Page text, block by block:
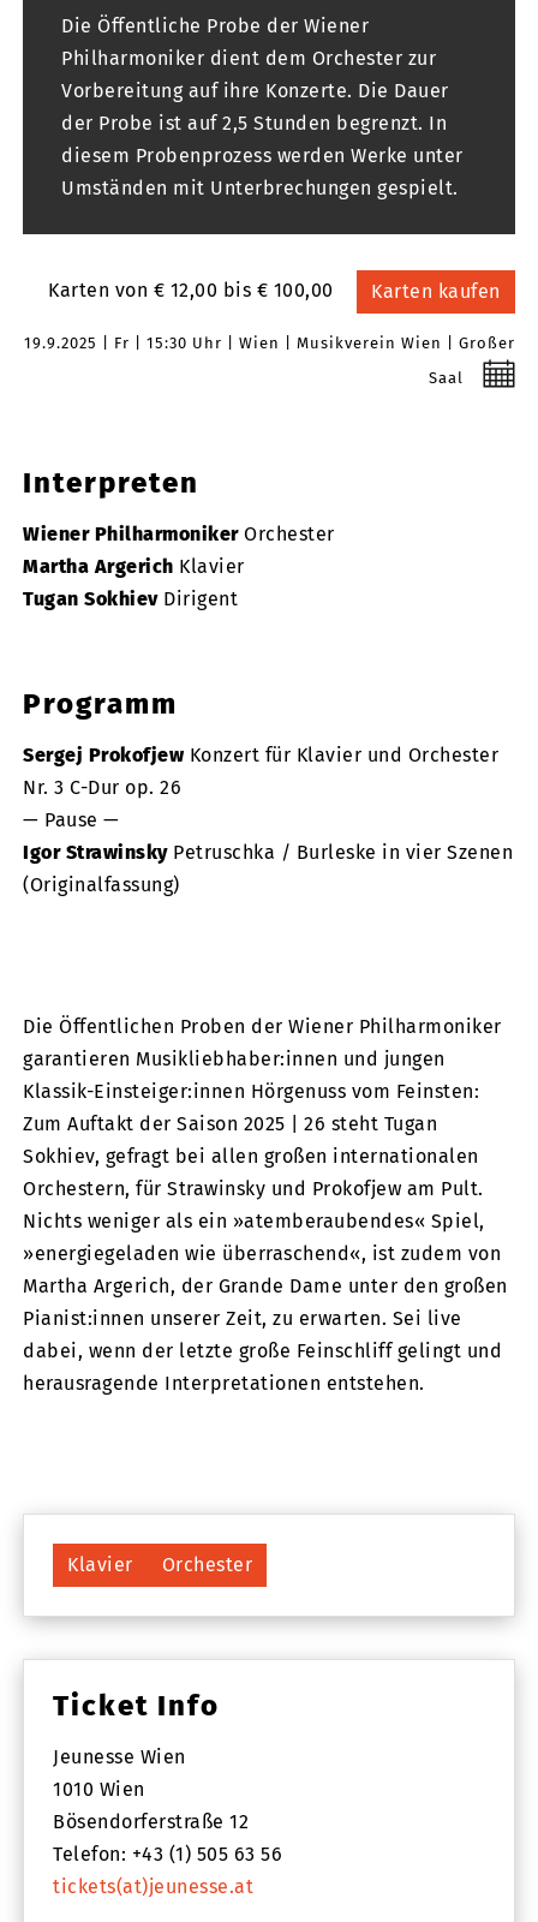
Die Öffentliche Probe der Wiener
Philharmoniker dient dem Orchester zur
Vorbereitung auf ihre Konzerte. Die Dauer
der Probe ist auf 2,5 Stunden begrenzt. In
diesem Probenprozess werden Werke unter
Umständen mit Unterbrechungen gespielt.
Karten von € 12,00 bis € 100,00 Karten kaufen
19.9.2025 Fr 15:30 Uhr Wien Musikverein Wien
Großer
Saal
Interpreten
Wiener PhilharmonikerOrchester
Martha Argerich Klavier
Tugan SokhievDirigent
Programm
Sergej Prokofjew Konzert für Klavier und Orchester
Nr. 3 C-Dur op. 26
— Pause —
Igor StrawinskyPetruschka / Burleske in vier Szenen
(Originalfassung)
Die Öffentlichen Proben der Wiener Philharmoniker
garantieren Musikliebhaber:innen und jungen
Klassik-Einsteiger:innen Hörgenuss vom Feinsten:
Zum Auftakt der Saison 2025 | 26 steht Tugan
Sokhiev, gefragt bei allen großen internationalen
Orchestern, für Strawinsky und Prokofjew am Pult.
Nichts weniger als ein »atemberaubendes« Spiel,
»energiegeladen wie überraschend«, ist zudem von
Martha Argerich, der Grande Dame unter den großen
Pianist:innen unserer Zeit, zu erwarten. Sei live
dabei, wenn der letzte große Feinschliff gelingt und
herausragende Interpretationen entstehen.
Klavier Orchester
Ticket Info
Jeunesse Wien
1010 Wien
Bösendorferstraße 12
Telefon: +43 (1) 505 63 56
tickets(at)jeunesse.at